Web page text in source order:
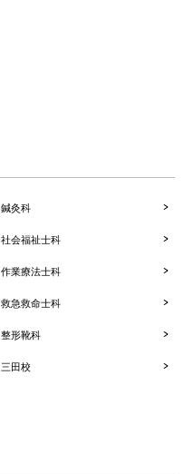
鍼灸科
社会福祉士科
作業療法士科
救急救命士科
整形靴科
三田校